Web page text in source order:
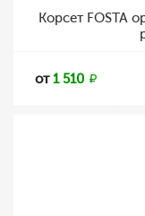
Корсет FOSTA
от1 510